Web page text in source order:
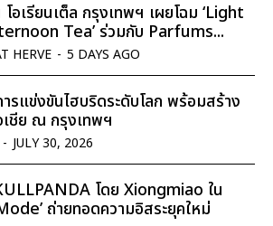
อเรียนเต็ล กรุงเทพฯ เผยโฉม ‘Light
Tea’ ร่วมกับ Parfums...
HERVE - 5 DAYS AGO
ารแข่งขันไฮบริดระดับโลก พร้อมสร้าง
ชีย ณ กรุงเทพฯ
- JULY 30, 2026
โดย Xiongmiao ใน
ถ่ายทอดความอิสระยุคใหม่